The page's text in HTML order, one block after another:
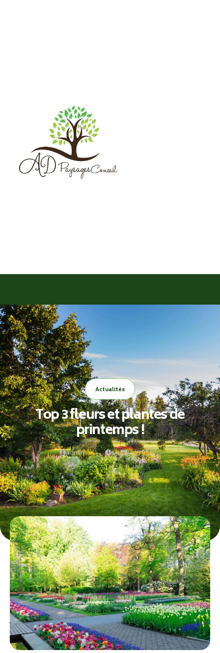
Actualités
Top 3 fleurs et plantes de
printemps !
admin février 27, 2020